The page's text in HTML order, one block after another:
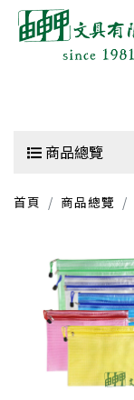
商品總覽
首頁 商品總覽